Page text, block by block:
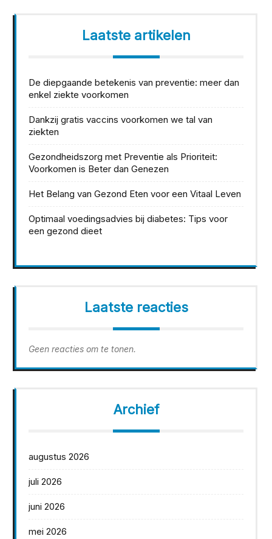
Laatste artikelen
De diepgaande betekenis van preventie: meer dan
enkel ziekte voorkomen
Dankzij gratis vaccins voorkomen we tal van
ziekten
Gezondheidszorg met Preventie als Prioriteit:
Voorkomen is Beter dan Genezen
Het Belang van Gezond Eten voor een Vitaal Leven
Optimaal voedingsadvies bij diabetes: Tips voor
een gezond dieet
Laatste reacties
Geen reacties om te tonen.
Archief
augustus 2026
juli 2026
juni 2026
mei 2026